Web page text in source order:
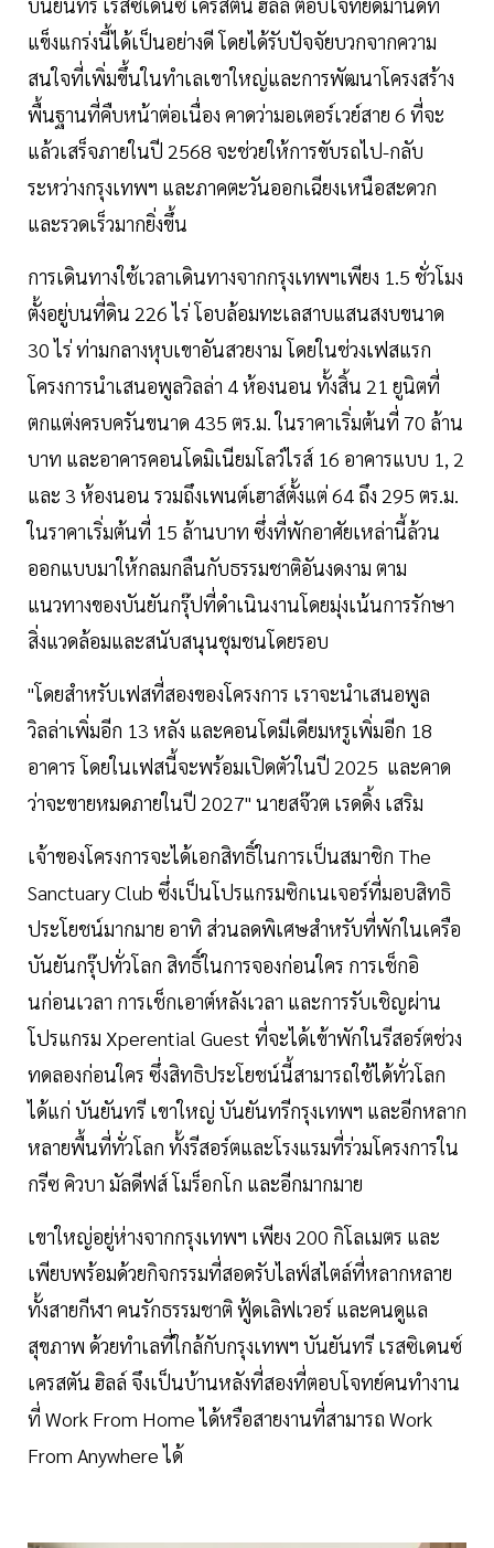
แข็งแกร่งนี้ได้เป็นอย่างดี โดยได้รับปัจจัยบวกจากความ
สนใจที่เพิ่มขึ้นในทำเลเขาใหญ่และการพัฒนาโครงสร้าง
พื้นฐานที่คืบหน้าต่อเนื่อง คาดว่ามอเตอร์เวย์สาย 6 ที่จะ
แล้วเสร็จภายในปี 2568 จะช่วยให้การขับรถไป-กลับ
ระหว่างกรุงเทพฯ และภาคตะวันออกเฉียงเหนือสะดวก
และรวดเร็วมากยิ่งขึ้น
การเดินทางใช้เวลาเดินทางจากกรุงเทพฯเพียง 1.5 ชั่วโมง
ตั้งอยู่บนที่ดิน 226 ไร่ โอบล้อมทะเลสาบแสนสงบขนาด
30 ไร่ ท่ามกลางหุบเขาอันสวยงาม โดยในช่วงเฟสแรก
โครงการนำเสนอพูลวิลล่า 4 ห้องนอน ทั้งสิ้น 21 ยูนิตที่
ตกแต่งครบครันขนาด 435 ตร.ม. ในราคาเริ่มต้นที่ 70 ล้าน
บาท และอาคารคอนโดมิเนียมโลว์ไรส์ 16 อาคารแบบ 1, 2
และ 3 ห้องนอน รวมถึงเพนต์เฮาส์ตั้งแต่ 64 ถึง 295 ตร.ม.
ในราคาเริ่มต้นที่ 15 ล้านบาท ซึ่งที่พักอาศัยเหล่านี้ล้วน
ออกแบบมาให้กลมกลืนกับธรรมชาติอันงดงาม ตาม
แนวทางของบันยันกรุ๊ปที่ดำเนินงานโดยมุ่งเน้นการรักษา
สิ่งแวดล้อมและสนับสนุนชุมชนโดยรอบ
"โดยสำหรับเฟสที่สองของโครงการ เราจะนำเสนอพูล
วิลล่าเพิ่มอีก 13 หลัง และคอนโดมีเดียมหรูเพิ่มอีก 18
อาคาร โดยในเฟสนี้จะพร้อมเปิดตัวในปี 2025 และคาด
ว่าจะขายหมดภายในปี 2027" นายสจ๊วต เรดดิ้ง เสริม
เจ้าของโครงการจะได้เอกสิทธิ์ในการเป็นสมาชิก The
Sanctuary Club ซึ่งเป็นโปรแกรมซิกเนเจอร์ที่มอบสิทธิ
ประโยชน์มากมาย อาทิ ส่วนลดพิเศษสำหรับที่พักในเครือ
บันยันกรุ๊ปทั่วโลก สิทธิ์ในการจองก่อนใคร การเช็กอิ
นก่อนเวลา การเช็กเอาต์หลังเวลา และการรับเชิญผ่าน
โปรแกรม Xperential Guest ที่จะได้เข้าพักในรีสอร์ตช่วง
ทดลองก่อนใคร ซึ่งสิทธิประโยชน์นี้สามารถใช้ได้ทั่วโลก
ได้แก่ บันยันทรี เขาใหญ่ บันยันทรีกรุงเทพฯ และอีกหลาก
หลายพื้นที่ทั่วโลก ทั้งรีสอร์ตและโรงแรมที่ร่วมโครงการใน
กรีซ คิวบา มัลดีฟส์ โมร็อกโก และอีกมากมาย
เขาใหญ่อยู่ห่างจากกรุงเทพฯ เพียง 200 กิโลเมตร และ
เพียบพร้อมด้วยกิจกรรมที่สอดรับไลฟ์สไตล์ที่หลากหลาย
ทั้งสายกีฬา คนรักธรรมชาติ ฟู้ดเลิฟเวอร์ และคนดูแล
สุขภาพ ด้วยทำเลที่ใกล้กับกรุงเทพฯ บันยันทรี เรสซิเดนซ์
เครสตัน ฮิลล์ จึงเป็นบ้านหลังที่สองที่ตอบโจทย์คนทำงาน
ที่ Work From Home ได้หรือสายงานที่สามารถ Work
From Anywhere ได้